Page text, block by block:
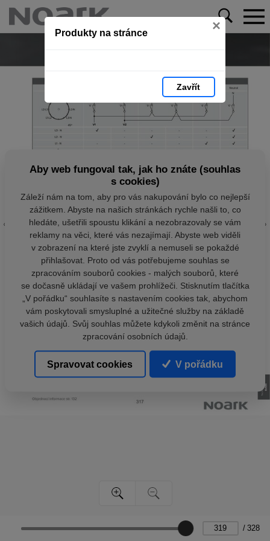
Produkty na stránce ×
Zavřít
/ 328
Aby web fungoval tak, jak ho znáte (souhlas
s cookies)
Záleží nám na tom, aby pro vás nakupování bylo co nejlepší
zážitkem. Abyste na našich stránkách rychle našli to, co
hledáte, ušetřili spoustu klikání a nezobrazovaly se vám
reklamy na věci, které vás nezajímají. Abyste web viděli
v zobrazení na které jste zvyklí a nemuseli se pokaždé
přihlašovat. Proto od vás potřebujeme souhlas se
zpracováním souborů cookies - malých souborů, které
se dočasně ukládají ve vašem prohlížeči. Stisknutím tlačítka
„V pořádku“ souhlasíte s nastavením cookies tak, abychom
vám poskytovali smysluplné a užitečné služby na základě
vašich údajů. Svůj souhlas můžete kdykoli změnit na stránce
zpracování osobních údajů.
Spravovat cookies V pořádku